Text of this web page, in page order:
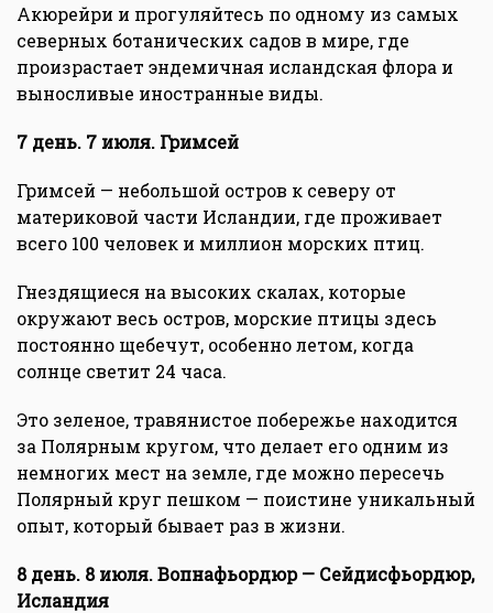
Акюрейри и прогуляйтесь по одному из самых
северных ботанических садов в мире, где
произрастает эндемичная исландская флора и
выносливые иностранные виды.
7 день. 7 июля. Гримсей
Гримсей — небольшой остров к северу от
материковой части Исландии, где проживает
всего 100 человек и миллион морских птиц.
Гнездящиеся на высоких скалах, которые
окружают весь остров, морские птицы здесь
постоянно щебечут, особенно летом, когда
солнце светит 24 часа.
Это зеленое, травянистое побережье находится
за Полярным кругом, что делает его одним из
немногих мест на земле, где можно пересечь
Полярный круг пешком — поистине уникальный
опыт, который бывает раз в жизни.
8 день. 8 июля. Вопнафьордюр — Сейдисфьордюр,
Исландия